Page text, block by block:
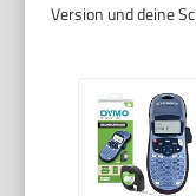
Version und deine